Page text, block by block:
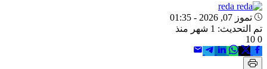
reda
تموز 07, 2026 - 01:35
تم التحديث: 1 شهر منذ
0
10